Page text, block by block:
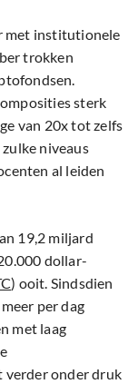
met institutionele
trokken
sterk
van 20x tot zelfs
niveaus
al leiden
19,2 miljard
dollar-
) ooit. Sindsdien
per dag
met laag
verder onder druk